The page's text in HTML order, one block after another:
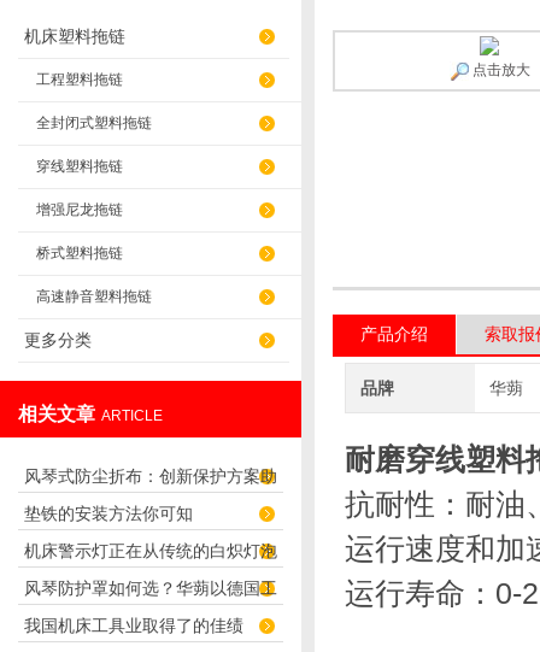
机床塑料拖链
工程塑料拖链
全封闭式塑料拖链
穿线塑料拖链
增强尼龙拖链
桥式塑料拖链
高速静音塑料拖链
更多分类
相关文章 ARTICLE
风琴式防尘折布：创新保护方案助
您避免灰尘困扰
垫铁的安装方法你可知
机床警示灯正在从传统的白炽灯泡
向着LED灯
风琴防护罩如何选？华蒴以德国工
艺守护机床精密传动
我国机床工具业取得了的佳绩
点击放大
产品介绍 索取报
品牌 华蒴
耐磨穿线塑料
抗耐性：耐油
运行速度和加
运行寿命：0-